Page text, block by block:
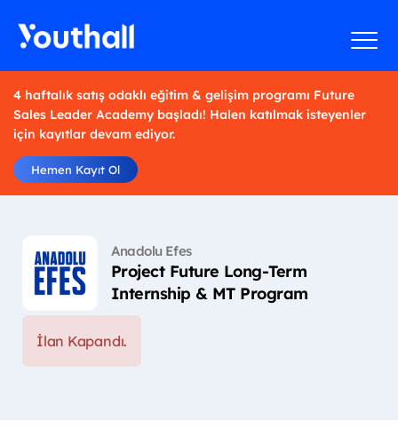
4 haftalık satış odaklı eğitim & gelişim programı Future
Sales Leader Academy başladı! Halen katılmak isteyenler
için kayıtlar devam ediyor.
Hemen Kayıt Ol
Anadolu Efes
Project Future Long-Term
Internship & MT Program
İlan Kapandı.